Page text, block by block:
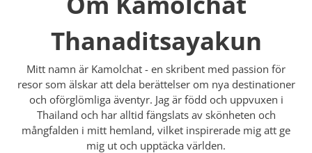
Thanaditsayakun
Mitt namn är Kamolchat - en skribent med passion för
resor som älskar att dela berättelser om nya destinationer
och oförglömliga äventyr. Jag är född och uppvuxen i
Thailand och har alltid fängslats av skönheten och
mångfalden i mitt hemland, vilket inspirerade mig att ge
mig ut och upptäcka världen.